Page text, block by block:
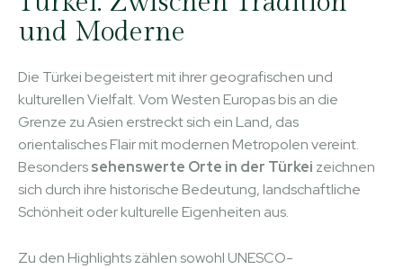
und Moderne
Die Türkei begeistert mit ihrer geografischen und
kulturellen Vielfalt. Vom Westen Europas bis an die
Grenze zu Asien erstreckt sich ein Land, das
orientalisches Flair mit modernen Metropolen vereint.
Besonderssehenswerte Orte in der Türkei zeichnen
sich durch ihre historische Bedeutung, landschaftliche
Schönheit oder kulturelle Eigenheiten aus.
Zu den Highlights zählen sowohl UNESCO-